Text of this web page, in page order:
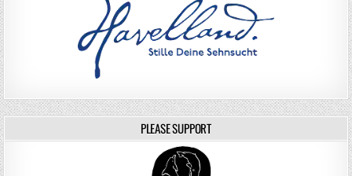
PLEASE SUPPORT